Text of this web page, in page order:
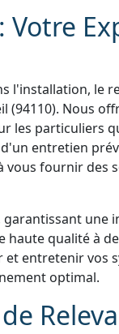
Votre
l'installation, le
(94110). Nous
les particuliers
entretien
fournir des
une
qualité à
entretenir vos
optimal.